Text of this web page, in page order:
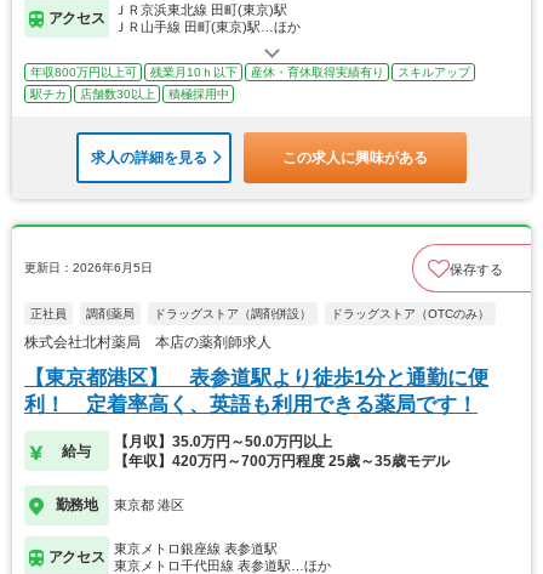
アクセス
ＪＲ京浜東北線 田町(東京)駅
ＪＲ山手線 田町(東京)駅…ほか
年収800万円以上可 残業月10ｈ以下 産休・育休取得実績有り
スキルアップ
駅チカ
店舗数30以上 積極採用中
求人の詳細を見る この求人に興味がある
更新日：2026年6月5日 保存する
正社員 調剤薬局 ドラッグストア（調剤併設） ドラッグストア（OTCのみ）
株式会社北村薬局 本店の薬剤師求人
【東京都港区】 表参道駅より徒歩1分と通勤に便
利！ 定着率高く、英語も利用できる薬局です！
給与
【月収】35.0万円～50.0万円以上
【年収】420万円～700万円程度 25歳～35歳モデル
勤務地 東京都 港区
アクセス
東京メトロ銀座線 表参道駅
東京メトロ千代田線 表参道駅…ほか